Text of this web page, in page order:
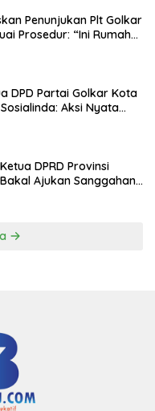
Penunjukan Plt Golkar
Prosedur: “Ini Rumah
DPD Partai Golkar Kota
Aksi Nyata
DPRD Provinsi
Ajukan Sanggahan